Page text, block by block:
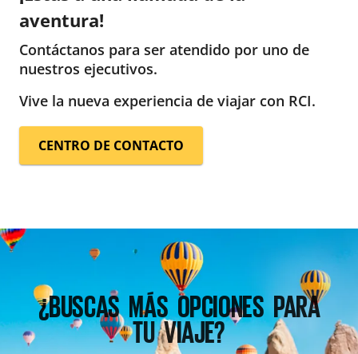
aventura!
Contáctanos para ser atendido por uno de
nuestros ejecutivos.
Vive la nueva experiencia de viajar con RCI.
CENTRO DE CONTACTO
¿BUSCAS MÁS OPCIONES PARA
TU VIAJE?